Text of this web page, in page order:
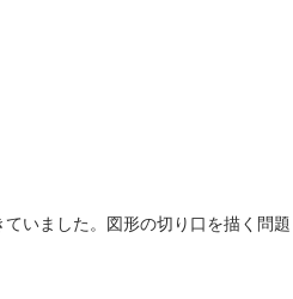
いました。図形の切り口を描く問題